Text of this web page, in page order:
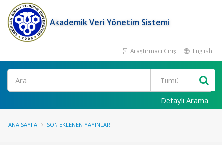
Akademik Veri Yönetim Sistemi
Araştırmacı Girişi English
Ara
Detaylı Arama
ANA SAYFA SON EKLENEN YAYINLAR